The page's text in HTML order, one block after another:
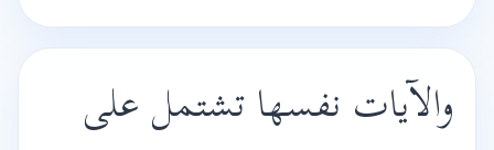
والآيات نفسها تشتمل على